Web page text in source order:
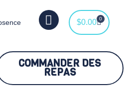
F
a
e
b
o
o
$0.00 0
Panier
COMMANDER DES
REPAS